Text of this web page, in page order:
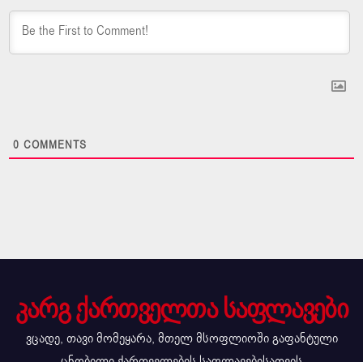
0 COMMENTS
კარგ ქართველთა საფლავები
ვცადე, თავი მომეყარა, მთელ მსოფლიოში გაფანტული